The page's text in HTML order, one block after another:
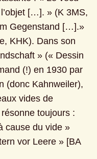
[…]. » (K 3MS,
Gegenstand […].»
KHK). Dans son
» (« Dessin
(!) en 1930 par
(donc Kahnweiler),
vides de
toujours :
cause du vide »
vor Leere » [BA